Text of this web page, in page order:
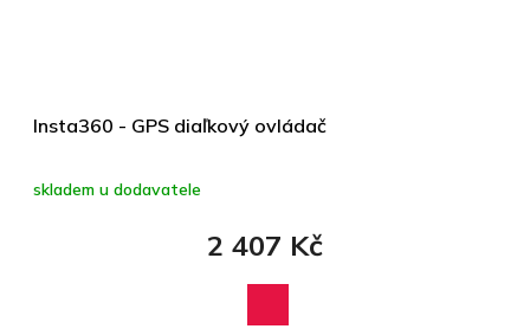
Insta360 - GPS diaľkový ovládač
skladem u dodavatele
2 407 Kč